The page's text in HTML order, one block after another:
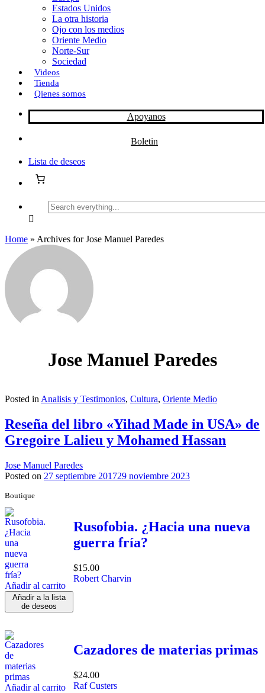
Estados Unidos
La otra historia
Ojo con los medios
Oriente Medio
Norte-Sur
Sociedad
Videos
Tienda
Qienes somos
Apoyanos
Boletin
Lista de deseos
Search
everything...
Home » Archives for Jose Manuel Paredes
Jose Manuel Paredes
Posted in Analisis y Testimonios, Cultura, Oriente Medio
Reseña del libro «Yihad Made in USA» de
Gregoire Lalieu y Mohamed Hassan
Jose Manuel Paredes
Posted on 27 septiembre 201729 noviembre 2023
Boutique
Añadir al carrito
Añadir a la lista
de deseos
Rusofobia. ¿Hacia una nueva
guerra fría?
$15.00
Robert Charvin
Añadir al carrito
Cazadores de materias primas
$24.00
Raf Custers